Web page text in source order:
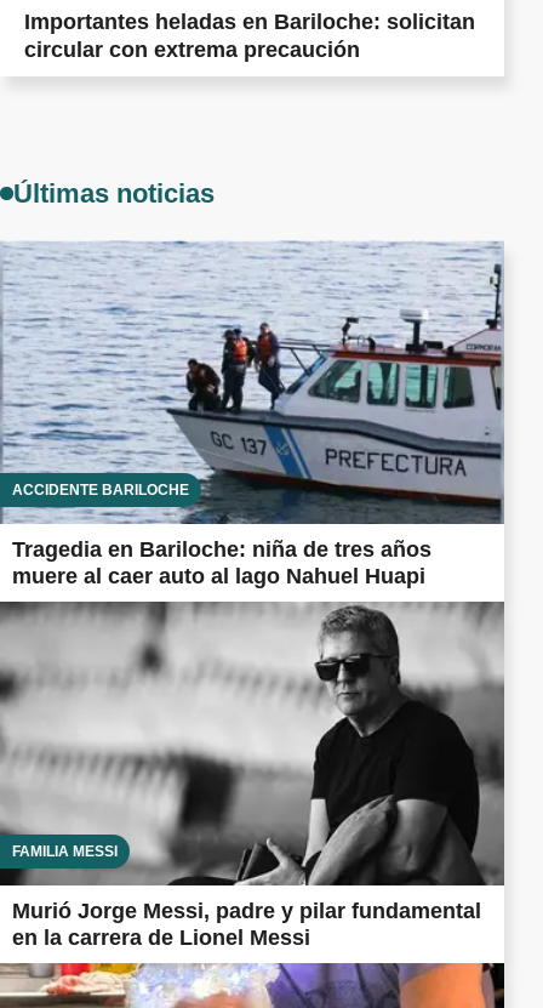
Importantes heladas en Bariloche: solicitan
circular con extrema precaución
Últimas noticias
ACCIDENTE BARILOCHE
Tragedia en Bariloche: niña de tres años
muere al caer auto al lago Nahuel Huapi
FAMILIA MESSI
Murió Jorge Messi, padre y pilar fundamental
en la carrera de Lionel Messi